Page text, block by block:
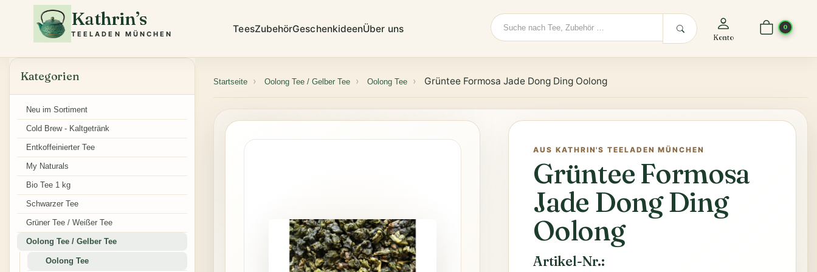
Kathrin’s
TEELADEN MÜNCHEN TeesZubehörGeschenkideenÜber uns
Suche
Konto
0
Startseite Oolong Tee / Gelber Tee Oolong Tee Grüntee Formosa Jade Dong Ding Oolong
AUS KATHRIN'S TEELADEN MÜNCHEN
Grüntee Formosa
Jade Dong Ding
Oolong
Artikel-Nr.:
Kategorien
Neu im Sortiment
Cold Brew - Kaltgetränk
Entkoffeinierter Tee
My Naturals
Bio Tee 1 kg
Schwarzer Tee
Grüner Tee / Weißer Tee
Oolong Tee / Gelber Tee
Oolong Tee